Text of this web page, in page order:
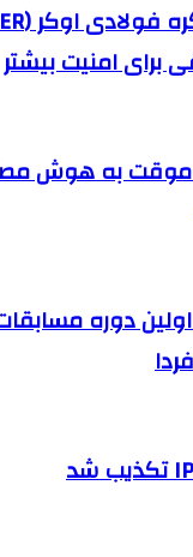
برای امنیت بیشتر
موقت به هوش
اولین دوره